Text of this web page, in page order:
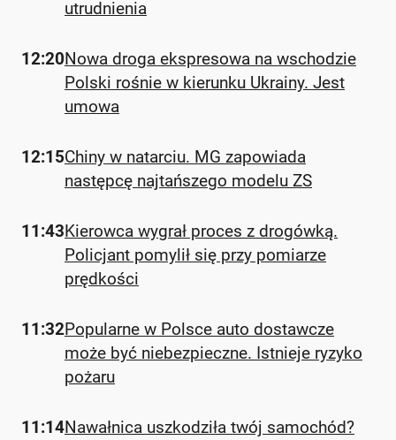
utrudnienia
12:20Nowa droga ekspresowa na wschodzie
Polski rośnie w kierunku Ukrainy. Jest
umowa
12:15Chiny w natarciu. MG zapowiada
następcę najtańszego modelu ZS
11:43Kierowca wygrał proces z drogówką.
Policjant pomylił się przy pomiarze
prędkości
11:32Popularne w Polsce auto dostawcze
może być niebezpieczne. Istnieje ryzyko
pożaru
11:14Nawałnica uszkodziła twój samochód?